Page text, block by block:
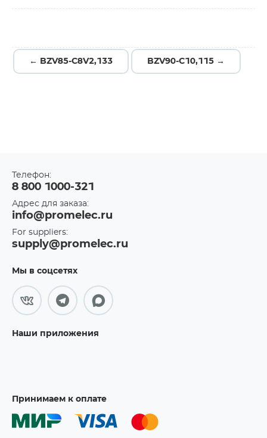
← BZV85-C8V2,133 BZV90-C10,115 →
Телефон:
8 800 1000-321
Адрес для заказа:
info@promelec.ru
For suppliers:
supply@promelec.ru
Мы в соцсетях
Наши приложения
Принимаем к оплате